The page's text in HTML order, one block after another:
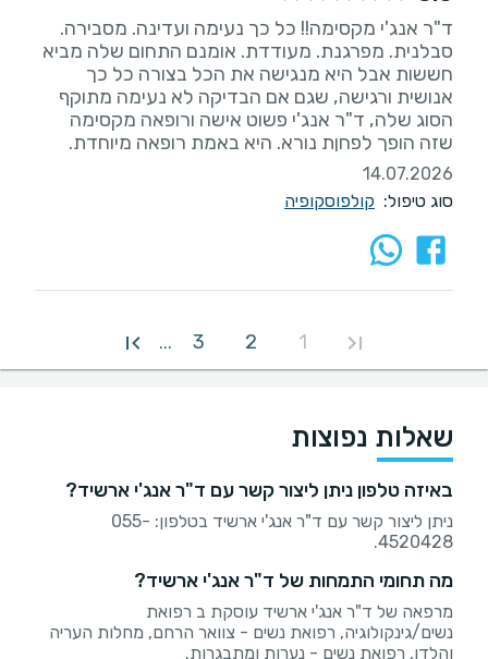
ד"ר אנג'י מקסימה!! כל כך נעימה ועדינה. מסבירה.
סבלנית. מפרגנת. מעודדת. אומנם התחום שלה מביא
חששות אבל היא מנגישה את הכל בצורה כל כך
אנושית ורגישה, שגם אם הבדיקה לא נעימה מתוקף
הסוג שלה, ד"ר אנג'י פשוט אישה ורופאה מקסימה
שזה הופך לפחןת נורא. היא באמת רופאה מיוחדת.
14.07.2026
סוג טיפול: קולפוסקופיה
1
2
3
...
שאלות נפוצות
באיזה טלפון ניתן ליצור קשר עם ד"ר אנג'י ארשיד?
ניתן ליצור קשר עם ד"ר אנג'י ארשיד בטלפון: 055-
4520428.
מה תחומי התמחות של ד"ר אנג'י ארשיד?
מרפאה של ד"ר אנג'י ארשיד עוסקת ב רפואת
נשים/גינקולוגיה, רפואת נשים - צוואר הרחם, מחלות העריה
והלדן, רפואת נשים - נערות ומתבגרות.